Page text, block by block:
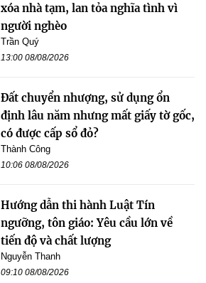
xóa nhà tạm, lan tỏa nghĩa tình vì
người nghèo
Trần Quý
13:00 08/08/2026
Đất chuyển nhượng, sử dụng ổn
định lâu năm nhưng mất giấy tờ gốc,
có được cấp sổ đỏ?
Thành Công
10:06 08/08/2026
Hướng dẫn thi hành Luật Tín
ngưỡng, tôn giáo: Yêu cầu lớn về
tiến độ và chất lượng
Nguyễn Thanh
09:10 08/08/2026